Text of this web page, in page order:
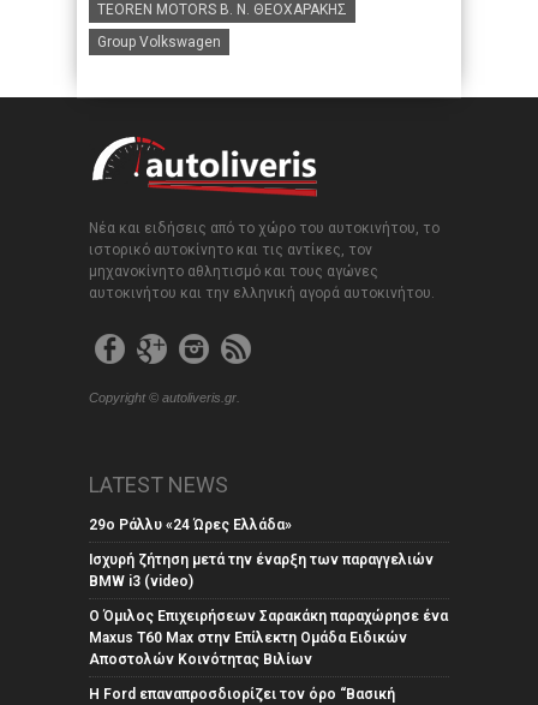
TEOREN MOTORS B. N. ΘΕΟΧΑΡΑΚΗΣ
Group Volkswagen
Νέα και ειδήσεις από το χώρο του αυτοκινήτου, το
ιστορικό αυτοκίνητο και τις αντίκες, τον
μηχανοκίνητο αθλητισμό και τους αγώνες
αυτοκινήτου και την ελληνική αγορά αυτοκινήτου.
Copyright © autoliveris.gr.
LATEST NEWS
29ο Ράλλυ «24 Ώρες Ελλάδα»
Ισχυρή ζήτηση μετά την έναρξη των παραγγελιών
BMW i3 (video)
Ο Όμιλος Επιχειρήσεων Σαρακάκη παραχώρησε ένα
Maxus T60 Max στην Επίλεκτη Ομάδα Ειδικών
Αποστολών Κοινότητας Βιλίων
Η Ford επαναπροσδιορίζει τον όρο “Βασική